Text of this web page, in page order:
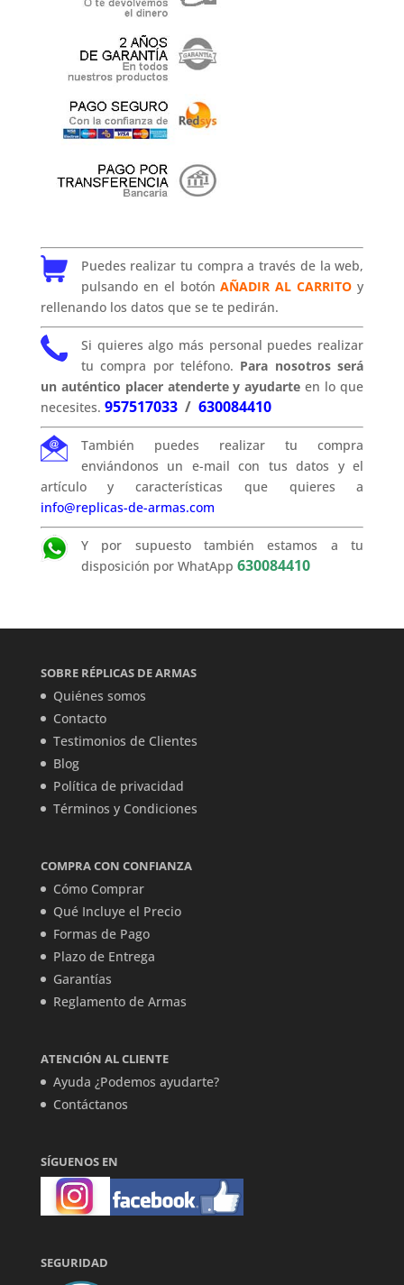
Puedes realizar tu compra a través de la web,
pulsando en el botónAÑADIR AL CARRITO y
rellenando los datos que se te pedirán.
Si quieres algo más personal puedes realizar
tu compra por teléfono. Para nosotros será
un auténtico placer atenderte y ayudarte en lo que
necesites. 957517033/ 630084410
También puedes realizar tu compra
enviándonos un e-mail con tus datos y el
artículo y características que quieres a
info@replicas-de-armas.com
Y por supuesto también estamos a tu
disposición por WhatApp 630084410
SOBRE RÉPLICAS DE ARMAS
Quiénes somos
Contacto
Testimonios de Clientes
Blog
Política de privacidad
Términos y Condiciones
COMPRA CON CONFIANZA
Cómo Comprar
Qué Incluye el Precio
Formas de Pago
Plazo de Entrega
Garantías
Reglamento de Armas
ATENCIÓN AL CLIENTE
Ayuda ¿Podemos ayudarte?
Contáctanos
SÍGUENOS EN
SEGURIDAD